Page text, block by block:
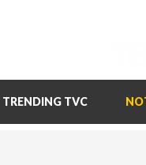
TRENDING TVC